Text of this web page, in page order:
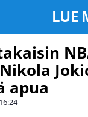
LUE
apua
16:24